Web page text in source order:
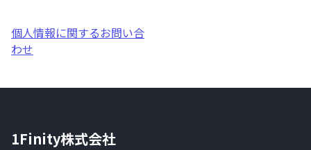
個人情報に関するお問い合
わせ
1Finity株式会社